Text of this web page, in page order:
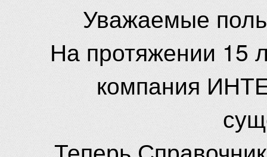
Уважаемые
На протяжении 15
компания